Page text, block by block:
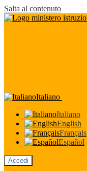
Salta al contenuto
Italiano
Italiano
English
Français
Español
Accedi